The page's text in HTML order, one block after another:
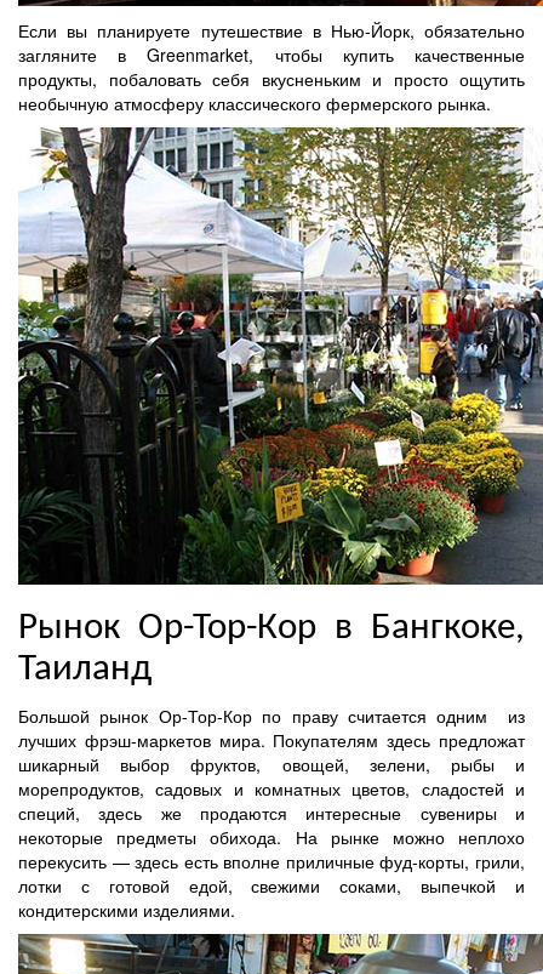
Если вы планируете путешествие в Нью-Йорк, обязательно
загляните в Greenmarket, чтобы купить качественные
продукты, побаловать себя вкусненьким и просто ощутить
необычную атмосферу классического фермерского рынка.
Рынок Ор-Тор-Кор в Бангкоке,
Таиланд
Большой рынок Ор-Тор-Кор по праву считается одним из
лучших фрэш-маркетов мира. Покупателям здесь предложат
шикарный выбор фруктов, овощей, зелени, рыбы и
морепродуктов, садовых и комнатных цветов, сладостей и
специй, здесь же продаются интересные сувениры и
некоторые предметы обихода. На рынке можно неплохо
перекусить — здесь есть вполне приличные фуд-корты, грили,
лотки с готовой едой, свежими соками, выпечкой и
кондитерскими изделиями.